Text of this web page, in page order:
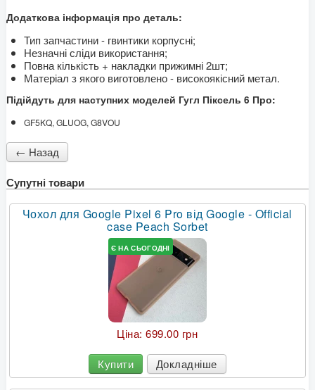
Додаткова інформація про деталь:
Тип запчастини - гвинтики корпусні;
Незначні сліди використання;
Повна кількість + накладки прижимні 2шт;
Матеріал з якого виготовлено - високоякісний метал.
Підійдуть для наступних моделей Гугл Піксель 6 Про:
GF5KQ, GLUOG, G8VOU
Супутні товари
Чохол для Google Pixel 6 Pro від Google - Official
case Peach Sorbet
Є НА СЬОГОДНІ
Ціна:699.00 грн
Купити Докладніше